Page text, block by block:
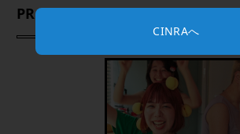
CINRAへ
PROFILE